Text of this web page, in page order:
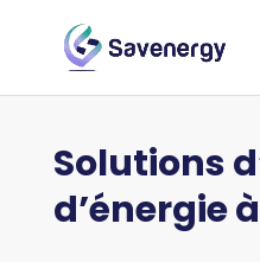
Solutions
d’énergie